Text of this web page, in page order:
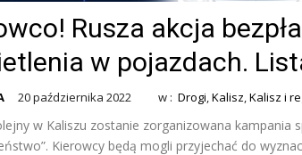
Rusza akcja
w pojazdach.
20 października 2022 w : Drogi,Kalisz,Kalisz i
w Kaliszu zostanie zorganizowana kampania
Kierowcy będą mogli przyjechać do